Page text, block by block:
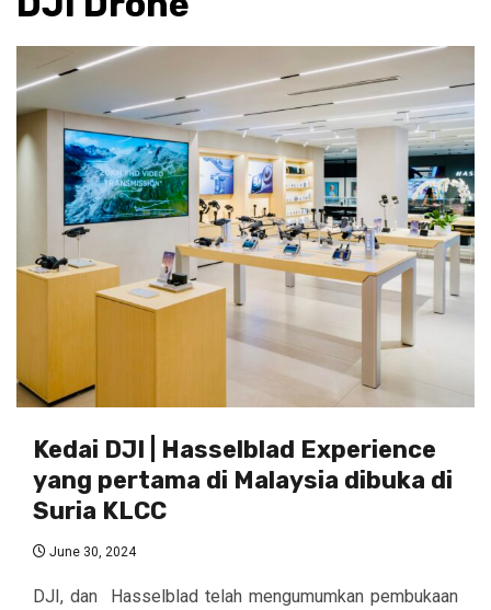
Kedai DJI | Hasselblad Experience
yang pertama di Malaysia dibuka di
Suria KLCC
June 30, 2024
DJI, dan Hasselblad telah mengumumkan pembukaan